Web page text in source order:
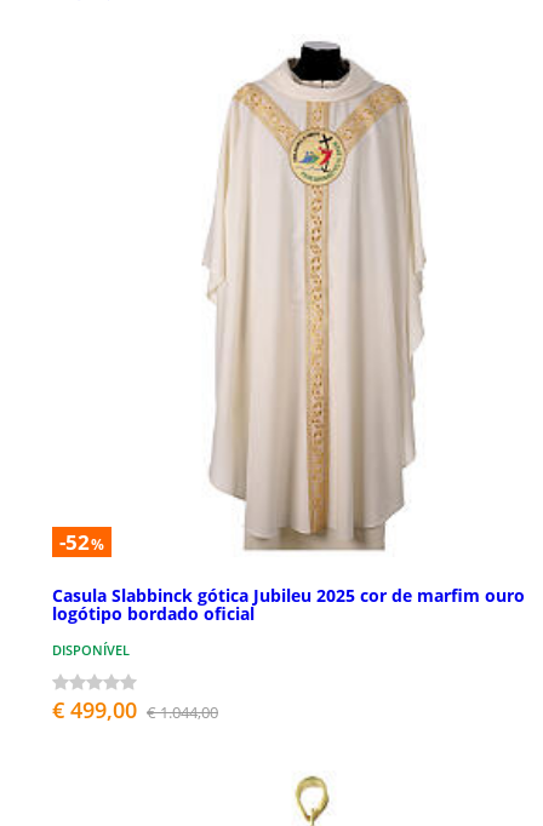
-52%
Casula Slabbinck gótica Jubileu 2025 cor de marfim ouro
logótipo bordado oficial
DISPONÍVEL
€ 499,00 € 1.044,00